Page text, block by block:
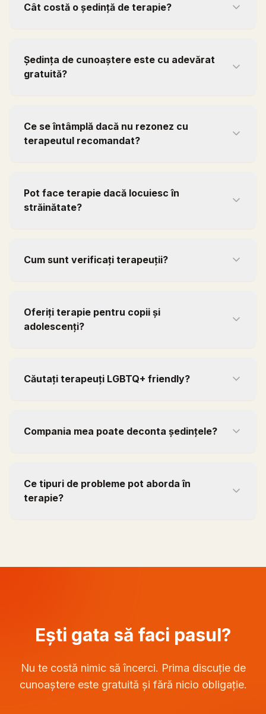
Cât costă o ședință de terapie?
Ședința de cunoaștere este cu adevărat
gratuită?
Ce se întâmplă dacă nu rezonez cu
terapeutul recomandat?
Pot face terapie dacă locuiesc în
străinătate?
Cum sunt verificați terapeuții?
Oferiți terapie pentru copii și
adolescenți?
Căutați terapeuți LGBTQ+ friendly?
Compania mea poate deconta ședințele?
Ce tipuri de probleme pot aborda în
terapie?
Ești gata să faci pasul?
Nu te costă nimic să încerci. Prima discuție de
cunoaștere este gratuită și fără nicio obligație.